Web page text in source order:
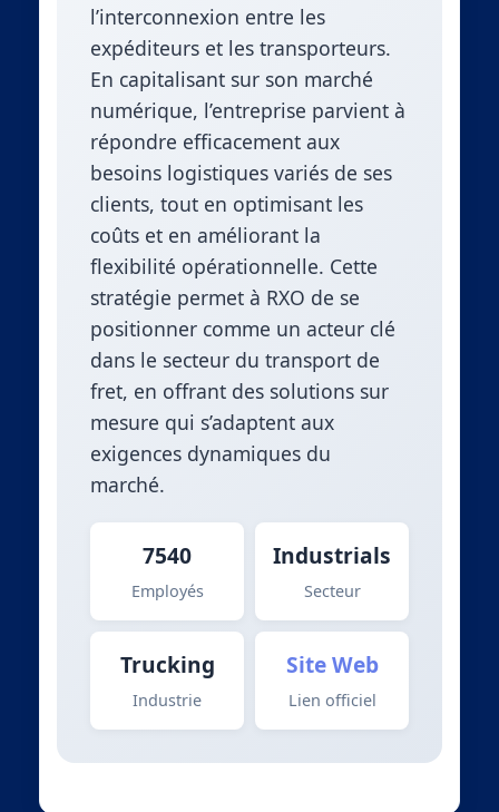
l’interconnexion entre les
expéditeurs et les transporteurs.
En capitalisant sur son marché
numérique, l’entreprise parvient à
répondre efficacement aux
besoins logistiques variés de ses
clients, tout en optimisant les
coûts et en améliorant la
flexibilité opérationnelle. Cette
stratégie permet à RXO de se
positionner comme un acteur clé
dans le secteur du transport de
fret, en offrant des solutions sur
mesure qui s’adaptent aux
exigences dynamiques du
marché.
7540
Employés
Industrials
Secteur
Trucking
Industrie
Site Web
Lien officiel